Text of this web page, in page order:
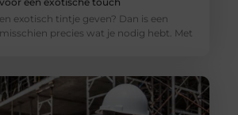
exotisch tintje geven? Dan is een
precies wat je nodig hebt. Met